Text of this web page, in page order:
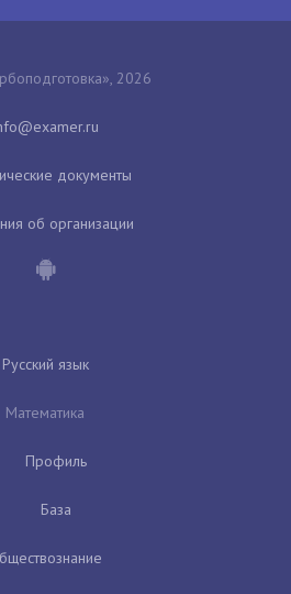
2026
документы
об организации
Русский язык
Математика
Профиль
База